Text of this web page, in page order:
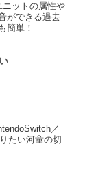
ットの属性や
ができる過去
簡単！
／
たい河童の切